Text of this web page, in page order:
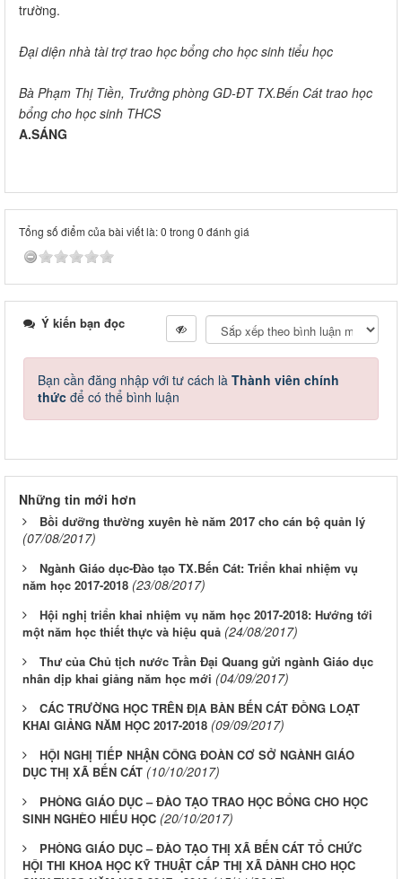
trường.
Đại diện nhà tài trợ trao học bổng cho học sinh tiểu học
Bà Phạm Thị Tiền, Trưởng phòng GD-ĐT TX.Bến Cát trao học
bổng cho học sinh THCS
A.SÁNG
Tổng số điểm của bài viết là: 0 trong 0 đánh giá
Ý kiến bạn đọc
Bạn cần đăng nhập với tư cách là Thành viên chính
thức để có thể bình luận
Những tin mới hơn
Bồi dưỡng thường xuyên hè năm 2017 cho cán bộ quản lý
(07/08/2017)
Ngành Giáo dục-Đào tạo TX.Bến Cát: Triển khai nhiệm vụ
năm học 2017-2018 (23/08/2017)
Hội nghị triển khai nhiệm vụ năm học 2017-2018: Hướng tới
một năm học thiết thực và hiệu quả (24/08/2017)
Thư của Chủ tịch nước Trần Đại Quang gửi ngành Giáo dục
nhân dịp khai giảng năm học mới (04/09/2017)
CÁC TRƯỜNG HỌC TRÊN ĐỊA BÀN BẾN CÁT ĐỒNG LOẠT
KHAI GIẢNG NĂM HỌC 2017-2018 (09/09/2017)
HỘI NGHỊ TIẾP NHẬN CÔNG ĐOÀN CƠ SỞ NGÀNH GIÁO
DỤC THỊ XÃ BẾN CÁT (10/10/2017)
PHÒNG GIÁO DỤC – ĐÀO TẠO TRAO HỌC BỔNG CHO HỌC
SINH NGHÈO HIẾU HỌC (20/10/2017)
PHÒNG GIÁO DỤC – ĐÀO TẠO THỊ XÃ BẾN CÁT TỔ CHỨC
HỘI THI KHOA HỌC KỸ THUẬT CẤP THỊ XÃ DÀNH CHO HỌC